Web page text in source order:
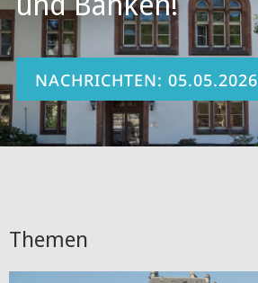
NACHRICHTEN: 05.05.2026
Themen